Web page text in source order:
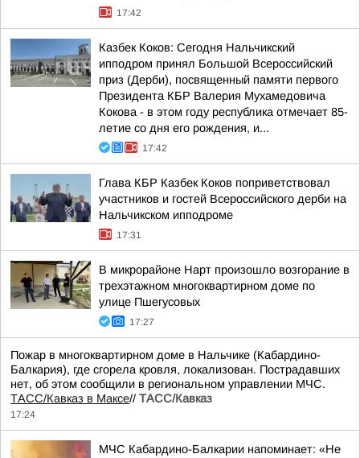
17:42
Казбек Коков: Сегодня Нальчикский
ипподром принял Большой Всероссийский
приз (Дерби), посвященный памяти первого
Президента КБР Валерия Мухамедовича
Кокова - в этом году республика отмечает 85-
летие со дня его рождения, и...
17:42
Глава КБР Казбек Коков поприветствовал
участников и гостей Всероссийского дерби на
Нальчикском ипподроме
17:31
В микрорайоне Нарт произошло возгорание в
трехэтажном многоквартирном доме по
улице Пшегусовых
17:27
Пожар в многоквартирном доме в Нальчике (Кабардино-
Балкария), где сгорела кровля, локализован. Пострадавших
нет, об этом сообщили в региональном управлении МЧС.
ТАСС/Кавказ в Максе// ТАСС/Кавказ
17:24
МЧС Кабардино-Балкарии напоминает: «Не